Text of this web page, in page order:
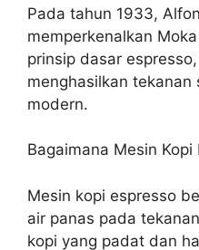
Pada tahun 1933,
memperkenalkan
prinsip dasar
menghasilkan
modern.
Bagaimana Mesin Kopi
Mesin kopi espresso
air panas pada
kopi yang padat dan